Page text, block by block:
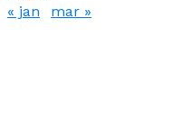
« jan
mar »